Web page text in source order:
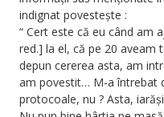
indignat povestește :
“ Cert este că eu când am
red.] la el, că pe 20 aveam
depun cererea asta, am
am povestit… M-a întrebat
protocoale, nu ? Asta,